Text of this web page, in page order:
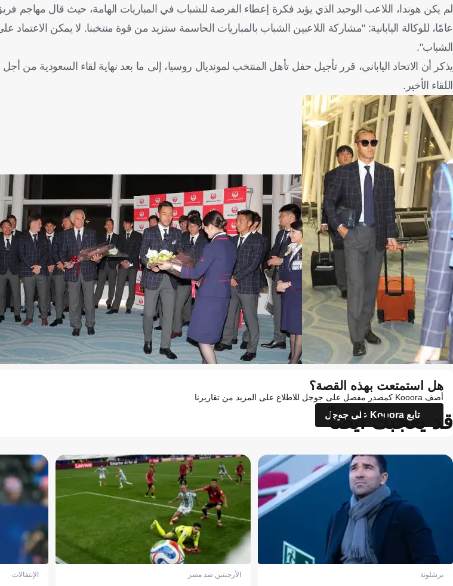
عامًا، للوكالة اليابانية: "مشاركة اللاعبين الشباب بالمباريات الحاسمة ستزيد من قوة منتخبنا. لا يمكن
الشباب".
يذكر أن الاتحاد الياباني، قرر تأجيل حفل تأهل المنتخب لمونديال روسيا، إلى ما بعد نهاية لقاء السعودية من
اللقاء الأخير.
هل استمتعت بهذه القصة؟
أضف Kooora كمصدر مفضل على جوجل للاطلاع على المزيد من تقاريرنا
تابع Kooora على جوجل
قد يعجبك أيضاً
برشلونة الأرجنتين ضد مصر الإنتقالات